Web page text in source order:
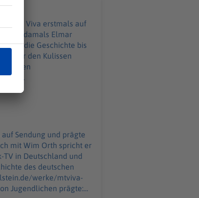
ging Viva erstmals auf
war damals Elmar
über die Geschichte bis
hinter den Kulissen
podcasts/aha-
Immer montags und
WELT-DIGITAL.html
Sendung und prägte
mit Wim Orth spricht er
TV in Deutschland und
werke/mtviva-